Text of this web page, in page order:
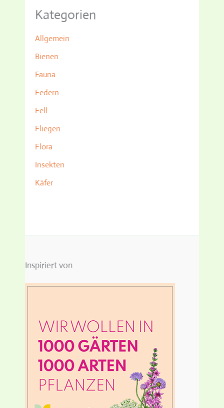
Kategorien
Allgemein
Bienen
Fauna
Federn
Fell
Fliegen
Flora
Insekten
Käfer
Inspiriert von